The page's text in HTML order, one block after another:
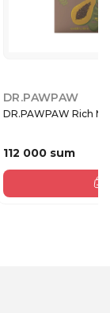
DR.PAWPAW
DR.PAWPAW Rich
112 000 sum